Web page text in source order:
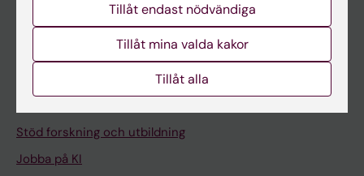
Medarbetarportalen
Stöd forskning och utbildning
Jobba på KI
Tillåt endast nödvändiga
Tillåt mina valda kakor
Tillåt alla